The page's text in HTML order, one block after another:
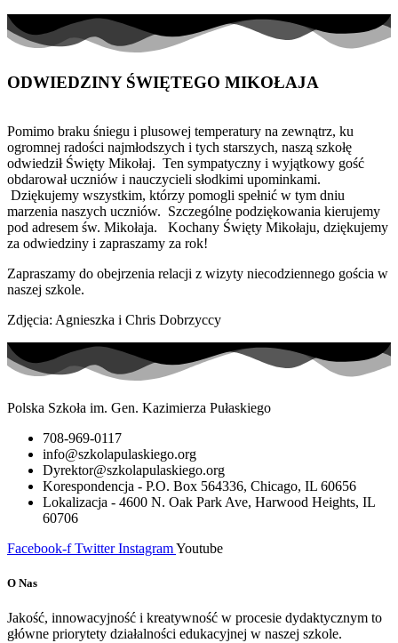
ODWIEDZINY ŚWIĘTEGO MIKOŁAJA
Pomimo braku śniegu i plusowej temperatury na zewnątrz, ku
ogromnej radości najmłodszych i tych starszych, naszą szkołę
odwiedził Święty Mikołaj. Ten sympatyczny i wyjątkowy gość
obdarował uczniów i nauczycieli słodkimi upominkami.
Dziękujemy wszystkim, którzy pomogli spełnić w tym dniu
marzenia naszych uczniów. Szczególne podziękowania kierujemy
pod adresem św. Mikołaja. Kochany Święty Mikołaju, dziękujemy
za odwiedziny i zapraszamy za rok!
Zapraszamy do obejrzenia relacji z wizyty niecodziennego gościa w
naszej szkole.
Zdjęcia: Agnieszka i Chris Dobrzyccy
Polska Szkoła im. Gen. Kazimierza Pułaskiego
708-969-0117
info@szkolapulaskiego.org
Dyrektor@szkolapulaskiego.org
Korespondencja - P.O. Box 564336, Chicago, IL 60656
Lokalizacja - 4600 N. Oak Park Ave, Harwood Heights, IL
60706
Facebook-f Twitter InstagramYoutube
O Nas
Jakość, innowacyjność i kreatywność w procesie dydaktycznym to
główne priorytety działalności edukacyjnej w naszej szkole.